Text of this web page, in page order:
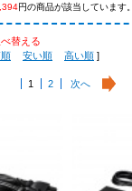
円の商品が該当しています。
替える
安い順 高い順 ]
1 2 次へ